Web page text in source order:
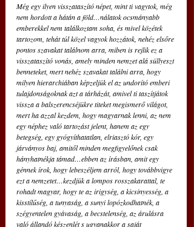
Még egy ilyen visszataszító népet, mint ti vagytok, még
nem hordott a hátán a föld…nálatok ocsmányabb
emberekkel nem találkoztam soha, és mivel közétek
tartozom, tehát túl közel vagyok hozzátok, nehéz elsőre
pontos szavakat találnom arra, miben is rejlik ez a
visszataszító vonás, amely minden nemzet alá süllyeszt
benneteket, mert nehéz szavakat találni arra, hogy
milyen hierarchiában képzeljük el az undorító emberi
tulajdonságoknak azt a tárházát, amivel ti taszítjátok
vissza a balszerencséjükre titeket megismerő világot,
mert ha azzal kezdem, hogy magyarnak lenni, az nem
egy néphez való tartozást jelent, hanem az egy
betegség, egy gyógyíthatatlan, elriasztó kór, egy
járványos baj, amitől minden megfigyelőnek csak
hányhatnékja támad…ebben az írásban, amit egy
génnek írok, hogy lebeszéljem arról, hogy továbbvigye
ezt a nemzetet…kezdjük a lompos rosszakarattal, te
rohadt magyar, hogy te az irigység, a kicsinyesség, a
kisstílűség, a tunyaság, a sunyi lopózkodhatnék, a
szégyentelen gyávaság, a becstelenség, az árulásra
való állandó készenlét s ugyanakkor a saját